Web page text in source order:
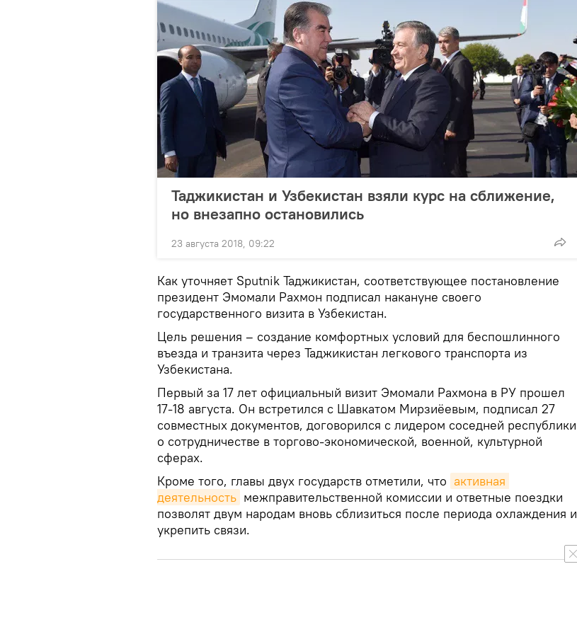
Таджикистан и Узбекистан взяли курс на сближение,
но внезапно остановились
23 августа 2018, 09:22
Как уточняет Sputnik Таджикистан, соответствующее постановление
президент Эмомали Рахмон подписал накануне своего
государственного визита в Узбекистан.
Цель решения – создание комфортных условий для беспошлинного
въезда и транзита через Таджикистан легкового транспорта из
Узбекистана.
Первый за 17 лет официальный визит Эмомали Рахмона в РУ прошел
17-18 августа. Он встретился с Шавкатом Мирзиёевым, подписал 27
совместных документов, договорился с лидером соседней республики
о сотрудничестве в торгово-экономической, военной, культурной
сферах.
Кроме того, главы двух государств отметили, что активная
деятельность межправительственной комиссии и ответные поездки
позволят двум народам вновь сблизиться после периода охлаждения и
укрепить связи.